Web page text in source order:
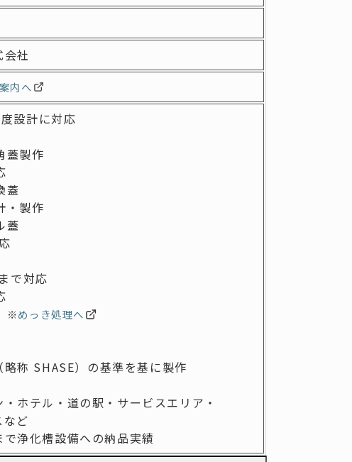
社
内へ
設計に対応
蓋製作
蓋
・製作
蓋
で対応
※めっき処理へ
（略称 SHASE）の基準を基に製作
ホテル・ 道の駅・サービスエリア・
ど
で浄化槽設備への納品実績